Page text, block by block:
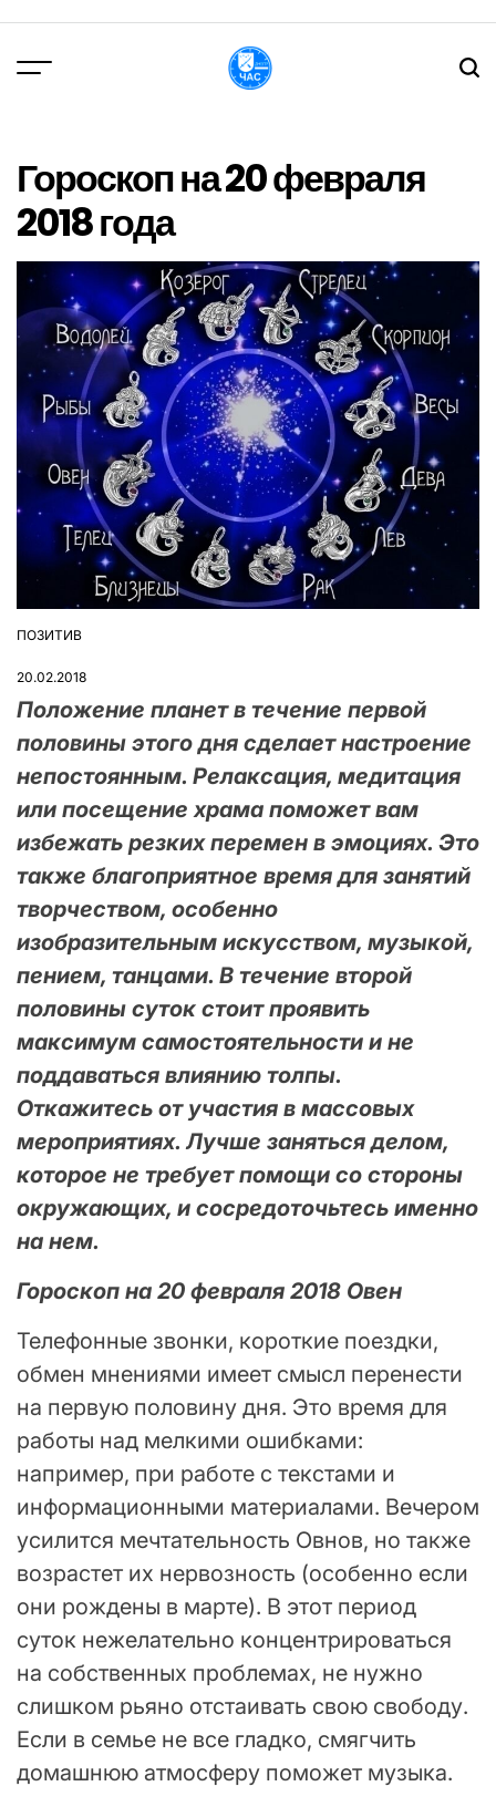
вмісту
Гороскоп на 20 февраля
2018 года
ОПУБЛІКУВАТИ
ПОЗИТИВ
20.02.2018
Положение планет в течение первой
половины этого дня сделает настроение
непостоянным. Релаксация, медитация
или посещение храма поможет вам
избежать резких перемен в эмоциях. Это
также благоприятное время для занятий
творчеством, особенно
изобразительным искусством, музыкой,
пением, танцами. В течение второй
половины суток стоит проявить
максимум самостоятельности и не
поддаваться влиянию толпы.
Откажитесь от участия в массовых
мероприятиях. Лучше заняться делом,
которое не требует помощи со стороны
окружающих, и сосредоточьтесь именно
на нем.
Гороскоп на 20 февраля 2018 Овен
Телефонные звонки, короткие поездки,
обмен мнениями имеет смысл перенести
на первую половину дня. Это время для
работы над мелкими ошибками:
например, при работе с текстами и
информационными материалами. Вечером
усилится мечтательность Овнов, но также
возрастет их нервозность (особенно если
они рождены в марте). В этот период
суток нежелательно концентрироваться
на собственных проблемах, не нужно
слишком рьяно отстаивать свою свободу.
Если в семье не все гладко, смягчить
домашнюю атмосферу поможет музыка.